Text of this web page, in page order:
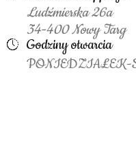
Ludźmierska 26a
34-400 Nowy Targ
Godziny otwarcia
PONIEDZIAŁEK-